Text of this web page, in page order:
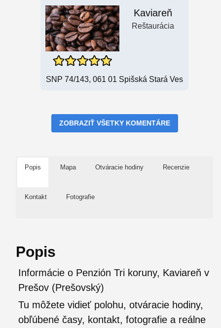
Kaviareň
Reštaurácia
SNP 74/143, 061 01 Spišská Stará Ves
ZOBRAZIŤ VŠETKY KOMENTÁRE
Popis Mapa Otváracie hodiny Recenzie
Kontakt Fotografie
Popis
Informácie o Penzión Tri koruny, Kaviareň v
Prešov (Prešovský)
Tu môžete vidieť polohu, otváracie hodiny,
obľúbené časy, kontakt, fotografie a reálne